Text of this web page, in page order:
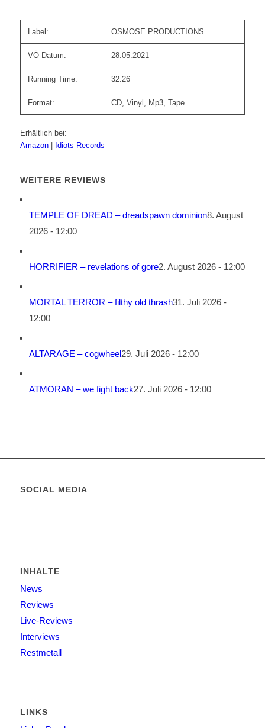
Label: OSMOSE PRODUCTIONS
VÖ-Datum: 28.05.2021
Running Time: 32:26
Format: CD, Vinyl, Mp3, Tape
Erhältlich bei:
Amazon
Idiots Records
WEITERE REVIEWS
TEMPLE OF DREAD – dreadspawn dominion8. August
2026 - 12:00
HORRIFIER – revelations of gore2. August 2026 - 12:00
MORTAL TERROR – filthy old thrash31. Juli 2026 -
12:00
ALTARAGE – cogwheel29. Juli 2026 - 12:00
ATMORAN – we fight back27. Juli 2026 - 12:00
SOCIAL MEDIA
INHALTE
News
Reviews
Live-Reviews
Interviews
Restmetall
LINKS